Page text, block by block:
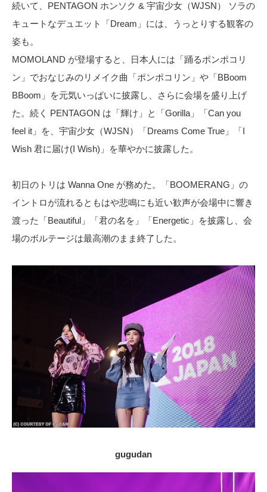
続いて、PENTAGON ホンソク & 宇宙少女（WJSN） ソラの
キュートなデュエット「Dream」には、うっとりする観客の
姿も。
MOMOLAND が登場すると、日本人には「踊るポンポコリ
ン」でおなじみのリメイク曲「ポンポコリン」や「BBoom
BBoom」を元気いっぱいに披露し、さらに会場を盛り上げ
た。続く PENTAGON は「輝け」と「Gorilla」「Can you
feel it」を、宇宙少女（WJSN）「Dreams Come True」「I
Wish 君に届け(I Wish)」を華やかに披露した。
初日のトリは Wanna One が務めた。「BOOMERANG」の
イントロが流れるともはや悲鳴にも近い歓声が会場中に響き
渡った「Beautiful」「君の名を」「Energetic」を披露し、会
場のボルテージは最高潮のまま終了した。
gugudan